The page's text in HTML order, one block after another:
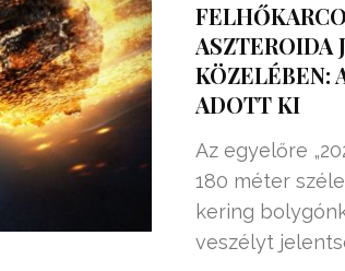
ASZTEROIDA
KÖZELÉBEN:
ADOTT KI
Az egyelőre
180 méter
kering
veszélyt